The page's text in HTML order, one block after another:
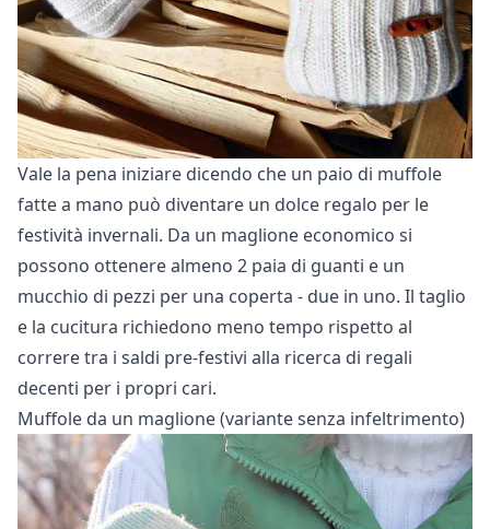
Vale la pena iniziare dicendo che un paio di muffole
fatte a mano può diventare un dolce regalo per le
festività invernali. Da un maglione economico si
possono ottenere almeno 2 paia di guanti e un
mucchio di pezzi per una coperta - due in uno. Il taglio
e la cucitura richiedono meno tempo rispetto al
correre tra i saldi pre-festivi alla ricerca di regali
decenti per i propri cari.
Muffole da un maglione (variante senza infeltrimento)